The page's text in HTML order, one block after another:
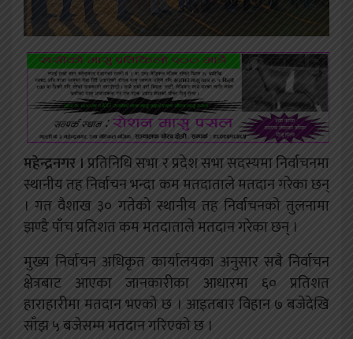
महेन्द्रनगर ।प्रतिनिधि सभा र प्रदेश सभा सदस्यमा निर्वाचनमा
स्थानीय तह निर्वाचन भन्दा कम मतदाताले मतदान गरेका छन्
। गत वैशाख ३० गतेको स्थानीय तह निर्वाचनको तुलनामा
झण्डै पाँच प्रतिशत कम मतदाताले मतदान गरेका छन् ।
मुख्य निर्वाचन अधिकृत कार्यालयका अनुसार सबै निर्वाचन
क्षेत्रबाट आएका जानकारीका आधारमा ६० प्रतिशत
हाराहारीमा मतदान भएको छ । आइतबार विहान ७ बजेदेखि
साँझ ५ बजेसम्म मतदान गरिएको छ ।